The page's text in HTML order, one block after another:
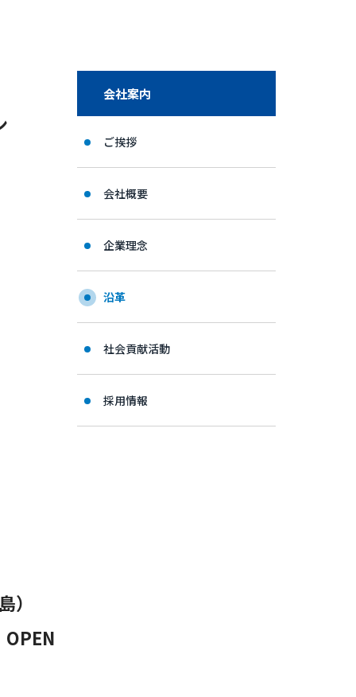
）
会社案内
ご挨拶
会社概要
企業理念
沿革
社会貢献活動
採用情報